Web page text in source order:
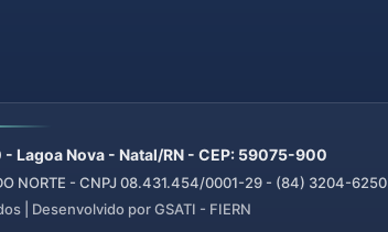
Lagoa Nova - Natal/RN - CEP: 59075-900
NORTE - CNPJ 08.431.454/0001-29 - (84) 3204-6250
| Desenvolvido por GSATI - FIERN